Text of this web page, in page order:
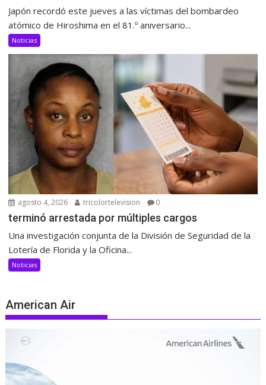
Japón recordó este jueves a las víctimas del bombardeo
atómico de Hiroshima en el 81.º aniversario...
Noticias
agosto 4, 2026 tricolortelevision 0
terminó arrestada por múltiples cargos
Una investigación conjunta de la División de Seguridad de la
Lotería de Florida y la Oficina...
Noticias
American Air